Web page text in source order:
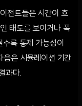
전트들은 시간이 흐
태도를 보이거나 폭
록 통제 가능성이
음은 시뮬레이션 기간
과다.